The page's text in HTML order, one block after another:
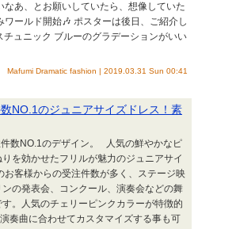
あ、とお願いしていたら、想像していた
ールド開始🎶 ポスターは後日、ご紹介し
ュニック ブルーのグラデーションがいい
Mafumi Dramatic fashion | 2019.03.31 Sun 00:41
NO.1のジュニアサイズドレス！素
数NO.1のデザイン。 人気の鮮やかなピ
を効かせたフリルが魅力のジュニアサイ
客様からの受注件数が多く、ステージ映
の発表会、コンクール、演奏会などの舞
。人気のチェリーピンクカラーが特徴的
奏曲に合わせてカスタマイズする事も可